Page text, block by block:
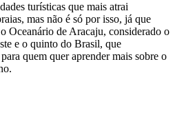
turísticas que mais atrai
mas não é só por isso, já que
Oceanário de Aracaju, considerado o
e o quinto do Brasil, que
quem quer aprender mais sobre o